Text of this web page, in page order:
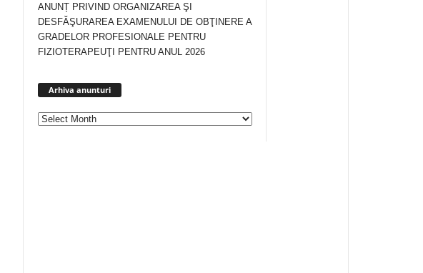
ANUNȚ PRIVIND ORGANIZAREA ŞI
DESFĂŞURAREA EXAMENULUI DE OBŢINERE A
GRADELOR PROFESIONALE PENTRU
FIZIOTERAPEUŢI PENTRU ANUL 2026
Arhiva anunturi